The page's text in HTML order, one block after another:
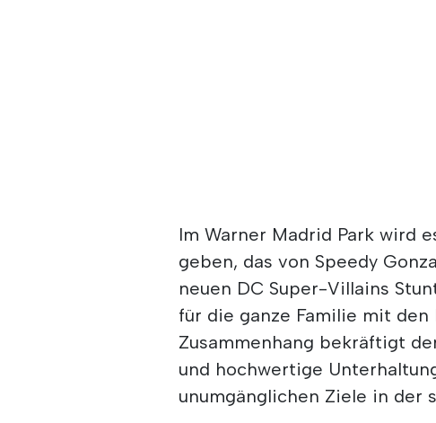
Im Warner Madrid Park wird
geben, das von Speedy
neuen DC Super-Villains
für die ganze Familie mit den
Zusammenhang bekräftigt
und hochwertige
unumgänglichen Ziele in der